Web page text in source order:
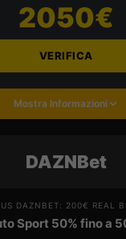
2050€
VERIFICA
Mostra Informazioni
DAZNBet
DAZNBET: 200€ REAL
Sport 50% fino a